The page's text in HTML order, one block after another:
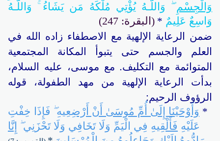
وَالْجِسْمِۖ وَاللَّـهُ يُؤْتِي مُلْكَهُ مَن يَشَاءُ ۚ وَاللَّـهُ
وَاسِعٌ عَلِيمٌ * (البقرة: 247)
ضمن الرعاية الإلهية مع الاصطفاء زاده الله في
العلم والجسم حتى يتبوأ المكانة المجتمعية
المتوائمة مع التكليف. مع موسى، عليه السلام،
بدأت الرعاية الإلهية من مهد الطفولة، قوله
الرؤوف الرحيم:
* وَأَوْحَيْنَا إِلَىٰ أُمِّ مُوسَىٰ أَنْ أَرْضِعِيهِۖ فَإِذَا خِفْتِ
عَلَيْهِ فَأَلْقِيهِ فِي الْيَمِّ وَلَا تَخَافِي وَلَا تَحْزَنِي ۖ إِنَّا